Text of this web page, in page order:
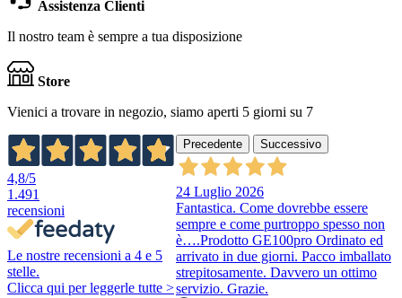
Assistenza Clienti
Il nostro team è sempre a tua disposizione
Store
Vienici a trovare in negozio, siamo aperti 5 giorni su 7
4,8/5
1.491
recensioni
Le nostre recensioni a 4 e 5
stelle.
Clicca qui per leggerle tutte >
Precedente Successivo
24 Luglio 2026
Fantastica. Come dovrebbe essere
sempre e come purtroppo spesso non
è….Prodotto GE100pro Ordinato ed
arrivato in due giorni. Pacco imballato
strepitosamente. Davvero un ottimo
servizio. Grazie.